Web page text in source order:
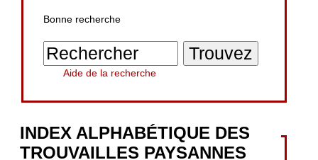
Bonne recherche
Aide de la recherche
INDEX ALPHABÉTIQUE DES
TROUVAILLES PAYSANNES